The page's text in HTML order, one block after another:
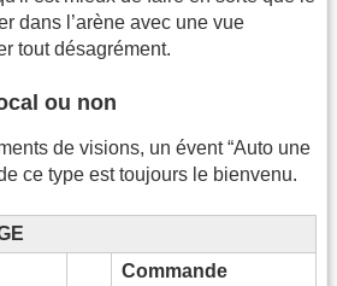
dans l’arène avec une vue
tout désagrément.
ou non
de visions, un évent “Auto une
ce type est toujours le bienvenu.
Commande